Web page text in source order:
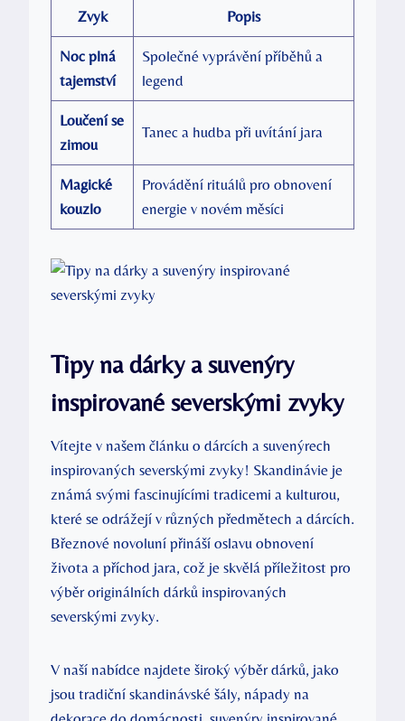
Zvyk Popis
Noc plná
tajemství
Společné vyprávění příběhů a
legend
Loučení se
zimou
Tanec a hudba při uvítání jara
Magické
kouzlo
Provádění rituálů pro obnovení
energie v novém měsíci
Tipy na dárky a suvenýry
inspirované severskými zvyky
Vítejte v našem článku o dárcích a suvenýrech
inspirovaných severskými zvyky! Skandinávie je
známá svými fascinujícími tradicemi a kulturou,
které se odrážejí v různých předmětech a dárcích.
Březnové novoluní přináší oslavu obnovení
života a příchod jara, což je skvělá příležitost pro
výběr originálních dárků inspirovaných
severskými zvyky.
V naší nabídce najdete široký výběr dárků, jako
jsou tradiční skandinávské šály, nápady na